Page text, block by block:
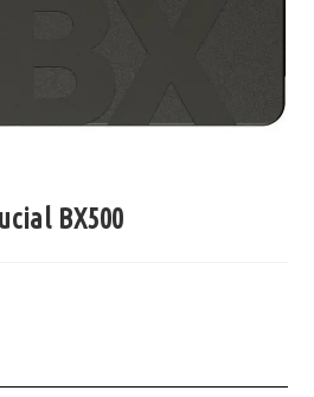
BX500